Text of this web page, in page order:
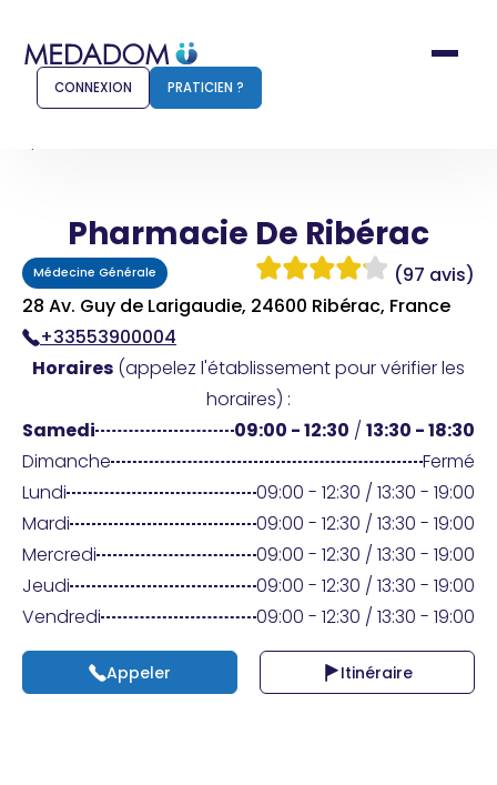
Comment ça marche ?
Pour les patients
Pharmacien
Connexion
Praticien ?
CONNEXION PRATICIEN ?
Pharmacie De Ribérac
Médecine Générale
(97 avis)
28 Av. Guy de Larigaudie, 24600 Ribérac, France
+33553900004
Horaires (appelez l'établissement pour vérifier les
horaires) :
Samedi
09:00 - 12:30 / 13:30 - 18:30
Dimanche
Fermé
Lundi
09:00 - 12:30 / 13:30 - 19:00
Mardi
09:00 - 12:30 / 13:30 - 19:00
Mercredi
09:00 - 12:30 / 13:30 - 19:00
Jeudi
09:00 - 12:30 / 13:30 - 19:00
Vendredi
09:00 - 12:30 / 13:30 - 19:00
Appeler Itinéraire